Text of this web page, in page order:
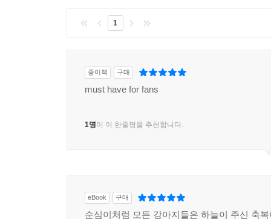
1
종이책 구매
must have for fans
1명이 이 한줄평을 추천합니다.
eBook 구매
순심이처럼 모든 강아지들은 하늘이 주신 축